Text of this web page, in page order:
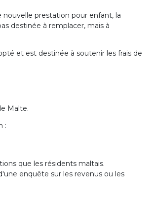
prestation pour enfant, la
destinée à remplacer, mais à
et est destinée à soutenir les frais de
Malte.
:
que les résidents maltais.
enquête sur les revenus ou les